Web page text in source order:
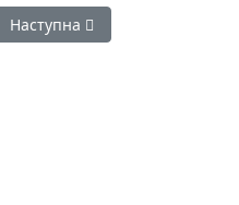
Наступна стаття: Общее
Наступна